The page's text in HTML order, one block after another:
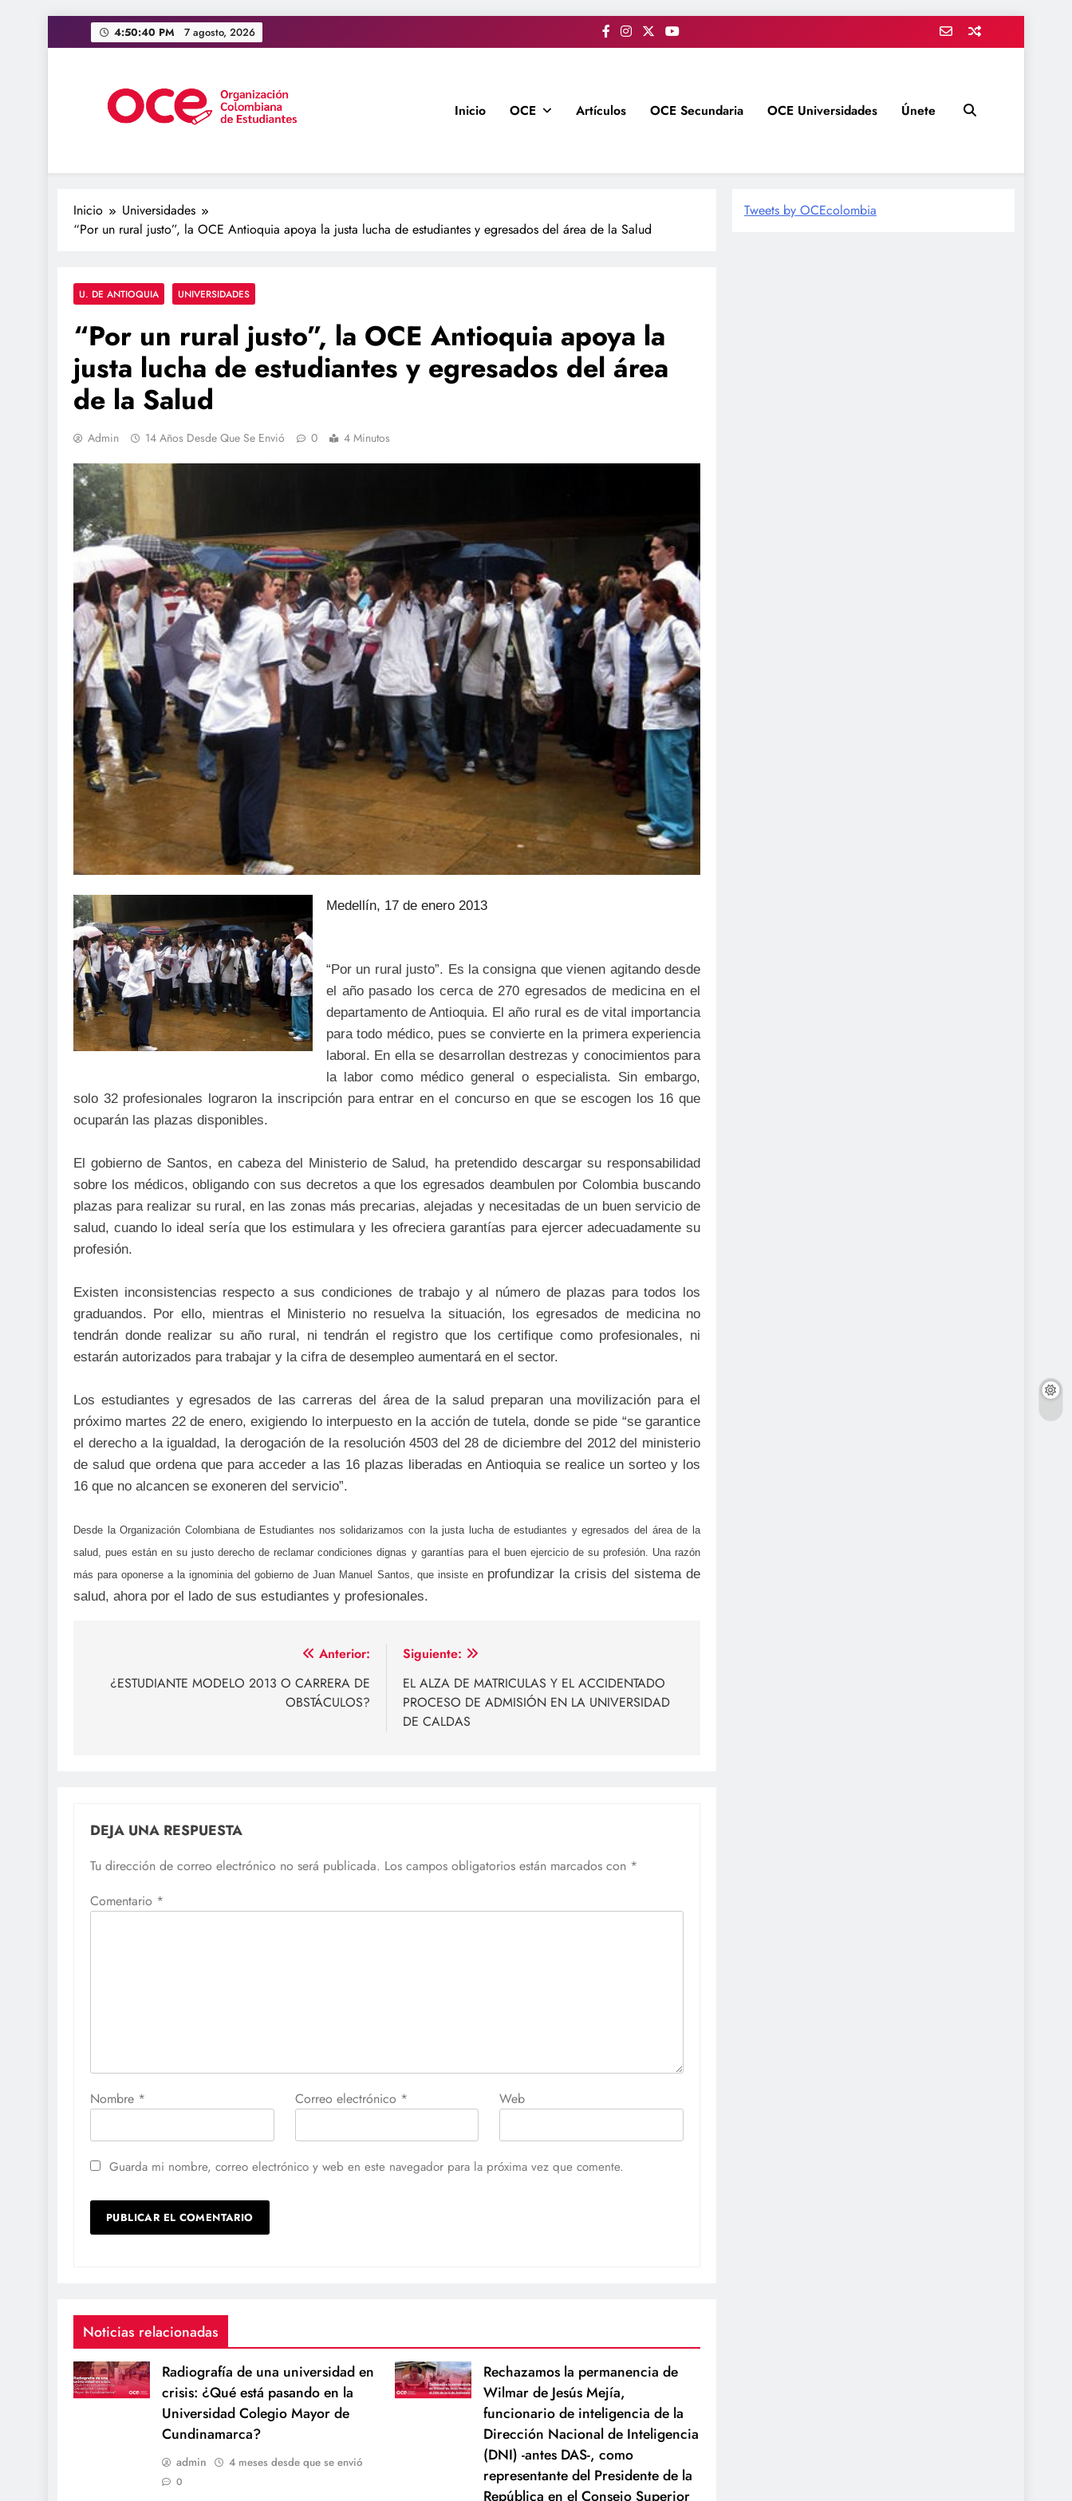
al
4:50:41 PM 7 agosto, 2026
OCE Colombia
Inicio OCE Artículos OCE Secundaria OCE Universidades Únete
Inicio
Universidades
“Por un rural justo”, la OCE Antioquia apoya la justa lucha de estudiantes y egresados del área de la Salud
U. DE ANTIOQUIA UNIVERSIDADES
“Por un rural justo”, la OCE Antioquia apoya la
justa lucha de estudiantes y egresados del área
de la Salud
Admin 14 Años Desde Que Se Envió 0 4 Minutos
Medellín, 17 de enero 2013
“Por un rural justo”. Es la consigna que vienen agitando desde
el año pasado los cerca de 270 egresados de medicina en el
departamento de Antioquia. El año rural es de vital importancia
para todo médico, pues se convierte en la primera experiencia
laboral. En ella se desarrollan destrezas y conocimientos para
la labor como médico general o especialista. Sin embargo,
solo 32 profesionales lograron la inscripción para entrar en el concurso en que se escogen los 16 que
ocuparán las plazas disponibles.
El gobierno de Santos, en cabeza del Ministerio de Salud, ha pretendido descargar su responsabilidad
sobre los médicos, obligando con sus decretos a que los egresados deambulen por Colombia buscando
plazas para realizar su rural, en las zonas más precarias, alejadas y necesitadas de un buen servicio de
salud, cuando lo ideal sería que los estimulara y les ofreciera garantías para ejercer adecuadamente su
profesión.
Existen inconsistencias respecto a sus condiciones de trabajo y al número de plazas para todos los
graduandos. Por ello, mientras el Ministerio no resuelva la situación, los egresados de medicina no
tendrán donde realizar su año rural, ni tendrán el registro que los certifique como profesionales, ni
estarán autorizados para trabajar y la cifra de desempleo aumentará en el sector.
Los estudiantes y egresados de las carreras del área de la salud preparan una movilización para el
próximo martes 22 de enero, exigiendo lo interpuesto en la acción de tutela, donde se pide “se garantice
el derecho a la igualdad, la derogación de la resolución 4503 del 28 de diciembre del 2012 del ministerio
de salud que ordena que para acceder a las 16 plazas liberadas en Antioquia se realice un sorteo y los
16 que no alcancen se exoneren del servicio”.
Desde la Organización Colombiana de Estudiantes nos solidarizamos con la justa lucha de estudiantes y egresados del área de la
salud, pues están en su justo derecho de reclamar condiciones dignas y garantías para el buen ejercicio de su profesión. Una razón
más para oponerse a la ignominia del gobierno de Juan Manuel Santos, que insiste en profundizar la crisis del sistema de
salud, ahora por el lado de sus estudiantes y profesionales.
de
Anterior:
¿ESTUDIANTE MODELO 2013 O CARRERA DE
OBSTÁCULOS?
Siguiente:
EL ALZA DE MATRICULAS Y EL ACCIDENTADO
PROCESO DE ADMISIÓN EN LA UNIVERSIDAD
DE CALDAS
DEJA UNA RESPUESTA
Tu dirección de correo electrónico no será publicada. Los campos obligatorios están marcados con *
Comentario *
Nombre * Correo electrónico * Web
Guarda mi nombre, correo electrónico y web en este navegador para la próxima vez que comente.
Noticias relacionadas
Radiografía de una universidad en
crisis: ¿Qué está pasando en la
Universidad Colegio Mayor de
Cundinamarca?
admin 4 meses desde que se envió
0
Rechazamos la permanencia de
Wilmar de Jesús Mejía,
funcionario de inteligencia de la
Dirección Nacional de Inteligencia
(DNI) -antes DAS-, como
representante del Presidente de la
República en el Consejo Superior
Tweets by OCEcolombia